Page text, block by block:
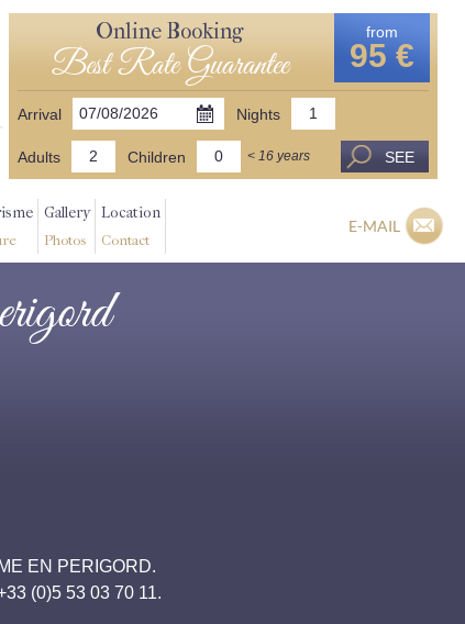
Online Booking
Best Rate Guarantee
from
95 €
Arrival Nights
Adults Children < 16 years SEE
Gallery
Photos
Location
Contact
E-MAIL
EN PERIGORD.
(0)5 53 03 70 11.